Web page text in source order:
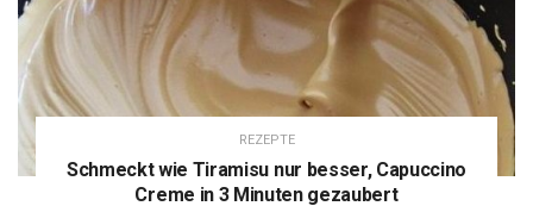
REZEPTE
Schmeckt wie Tiramisu nur besser, Capuccino
Creme in 3 Minuten gezaubert